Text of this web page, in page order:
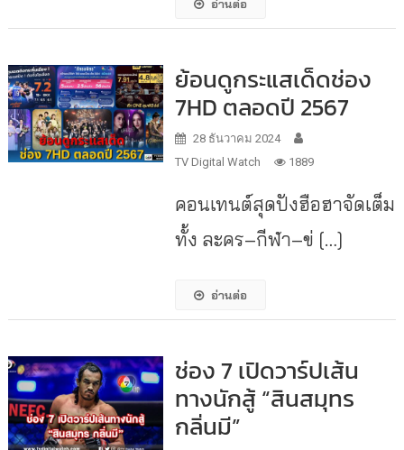
อ่านต่อ
ย้อนดูกระแสเด็ดช่อง
7HD ตลอดปี 2567
28 ธันวาคม 2024
TV Digital Watch
1889
คอนเทนต์สุดปังฮือฮาจัดเต็ม
ทั้ง ละคร–กีฬา–ข่ […]
อ่านต่อ
ช่อง 7 เปิดวาร์ปเส้น
ทางนักสู้ “สินสมุทร
กลิ่นมี”